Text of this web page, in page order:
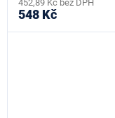
452,89 Kč bez DPH
548 Kč